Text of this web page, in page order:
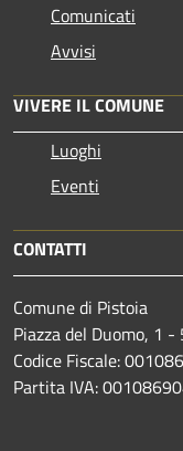
Comunicati
Avvisi
VIVERE IL COMUNE
Luoghi
Eventi
CONTATTI
Comune di Pistoia
Piazza del Duomo, 1
Codice Fiscale:
Partita IVA: